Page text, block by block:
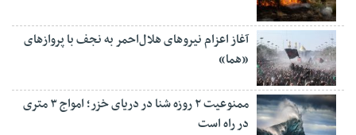
آغاز اعزام نیروهای هلال‌احمر به نجف با پروازهای
«هما»
ممنوعیت ۲ روزه شنا در دریای خزر؛ امواج ۳ متری
در راه است